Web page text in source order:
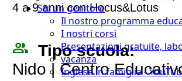
Sei un genitore
Il nostro programma
I nostri corsi
Presentazioni gratuite,
vacanza
Inglese in famiglia -
4 a 9 anni con Hocus&Lotus
people_outline Tipo scuola:
Nido | Centro